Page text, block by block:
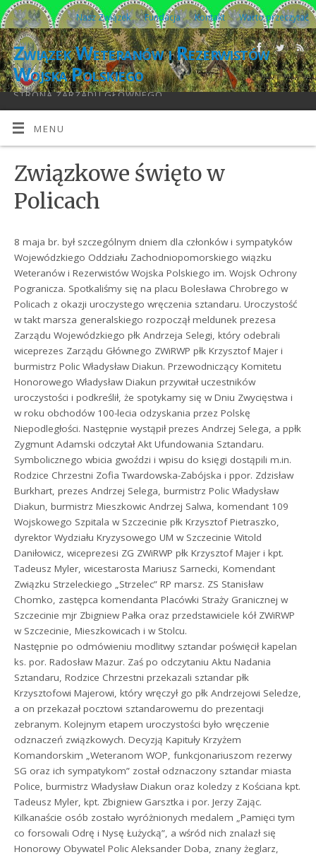
Nasz Związek Fundacja Kontakt Warto przeczytać
Związek Weteranów i Rezerwistów
Wojska Polskiego
STRONA ZARZĄDU GŁÓWNEGO
MENU
Związkowe święto w
Policach
8 maja br. był szczególnym dniem dla członków i sympatyków
Wojewódzkiego Oddziału Zachodniopomorskiego wiązku
Weteranów i Rezerwistów Wojska Polskiego im. Wojsk Ochrony
Pogranicza. Spotkaliśmy się na placu Bolesława Chrobrego w
Policach z okazji uroczystego wręczenia sztandaru. Uroczystość
w takt marsza generalskiego rozpoczął meldunek prezesa
Zarządu Wojewódzkiego płk Andrzeja Selegi, który odebrali
wiceprezes Zarządu Głównego ZWiRWP płk Krzysztof Majer i
burmistrz Polic Władysław Diakun. Przewodniczący Komitetu
Honorowego Władysław Diakun przywitał uczestników
uroczystości i podkreślił, że spotykamy się w Dniu Zwycięstwa i
w roku obchodów 100-lecia odzyskania przez Polskę
Niepodległości. Następnie wystąpił prezes Andrzej Selega, a ppłk
Zygmunt Adamski odczytał Akt Ufundowania Sztandaru.
Symbolicznego wbicia gwoździ i wpisu do księgi dostąpili m.in.
Rodzice Chrzestni Zofia Twardowska-Zabójska i ppor. Zdzisław
Burkhart, prezes Andrzej Selega, burmistrz Polic Władysław
Diakun, burmistrz Mieszkowic Andrzej Salwa, komendant 109
Wojskowego Szpitala w Szczecinie płk Krzysztof Pietraszko,
dyrektor Wydziału Kryzysowego UM w Szczecinie Witold
Daniłowicz, wiceprezesi ZG ZWiRWP płk Krzysztof Majer i kpt.
Tadeusz Myler, wicestarosta Mariusz Sarnecki, Komendant
Związku Strzeleckiego „Strzelec” RP marsz. ZS Stanisław
Chomko, zastępca komendanta Placówki Straży Granicznej w
Szczecinie mjr Zbigniew Pałka oraz przedstawiciele kół ZWiRWP
w Szczecinie, Mieszkowicach i w Stolcu.
Następnie po odmówieniu modlitwy sztandar poświęcił kapelan
ks. por. Radosław Mazur. Zaś po odczytaniu Aktu Nadania
Sztandaru, Rodzice Chrzestni przekazali sztandar płk
Krzysztofowi Majerowi, który wręczył go płk Andrzejowi Seledze,
a on przekazał pocztowi sztandarowemu do prezentacji
zebranym. Kolejnym etapem uroczystości było wręczenie
odznaczeń związkowych. Decyzją Kapituły Krzyżem
Komandorskim „Weteranom WOP, funkcjonariuszom rezerwy
SG oraz ich sympatykom” został odznaczony sztandar miasta
Police, burmistrz Władysław Diakun oraz koledzy z Kościana kpt.
Tadeusz Myler, kpt. Zbigniew Garsztka i por. Jerzy Zając.
Kilkanaście osób zostało wyróżnionych medalem „Pamięci tym
co forsowali Odrę i Nysę Łużycką”, a wśród nich znalazł się
Honorowy Obywatel Polic Aleksander Doba, znany żeglarz,